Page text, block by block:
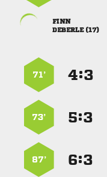

 
:
71’
:
73’
:
87’